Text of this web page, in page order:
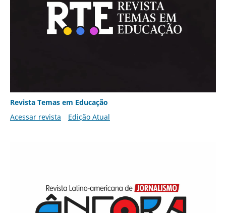
Revista Temas em Educação
Acessar revista
Edição Atual